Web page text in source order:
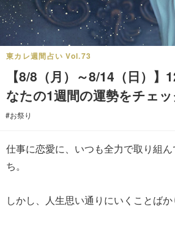
東カレ週間占い Vol.73
【8/8（月）～8/14（日）】
なたの1週間の運勢をチェッ
#お祭り
仕事に恋愛に、いつも全力で取り組
ち。
しかし、人生思い通りにいくことばか